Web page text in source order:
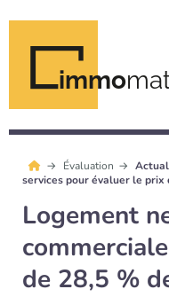
immo
Évaluation
services pour évaluer le prix
Logement
de 28,5 %